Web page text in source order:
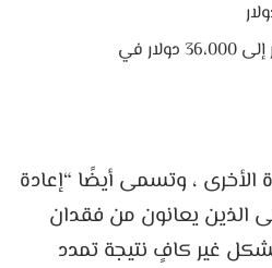
بدون تأمين: 30،000 دولار إلى 36،000 دولار في
الأخرى ، وتسمى أيضًا “إعادة
الذين يعانون من فقدان
غير كافٍ نتيجة تمدد